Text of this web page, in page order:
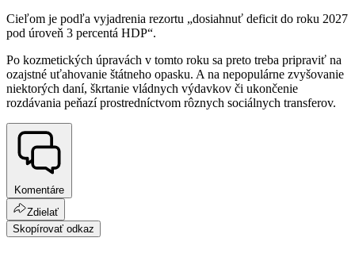
Cieľom je podľa vyjadrenia rezortu „dosiahnuť deficit do roku 2027
pod úroveň 3 percentá HDP“.
Po kozmetických úpravách v tomto roku sa preto treba pripraviť na
ozajstné uťahovanie štátneho opasku. A na nepopulárne zvyšovanie
niektorých daní, škrtanie vládnych výdavkov či ukončenie
rozdávania peňazí prostredníctvom rôznych sociálnych transferov.
Komentáre
Zdielať
Skopírovať odkaz